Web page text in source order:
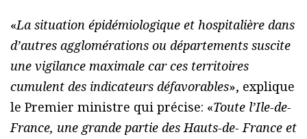
«La situation épidémiologique et hospitalière dans
d’autres agglomérations ou départements suscite
une vigilance maximale car ces territoires
cumulent des indicateurs défavorables», explique
le Premier ministre qui précise: «Toute l’Ile-de-
France, une grande partie des Hauts-de- France et